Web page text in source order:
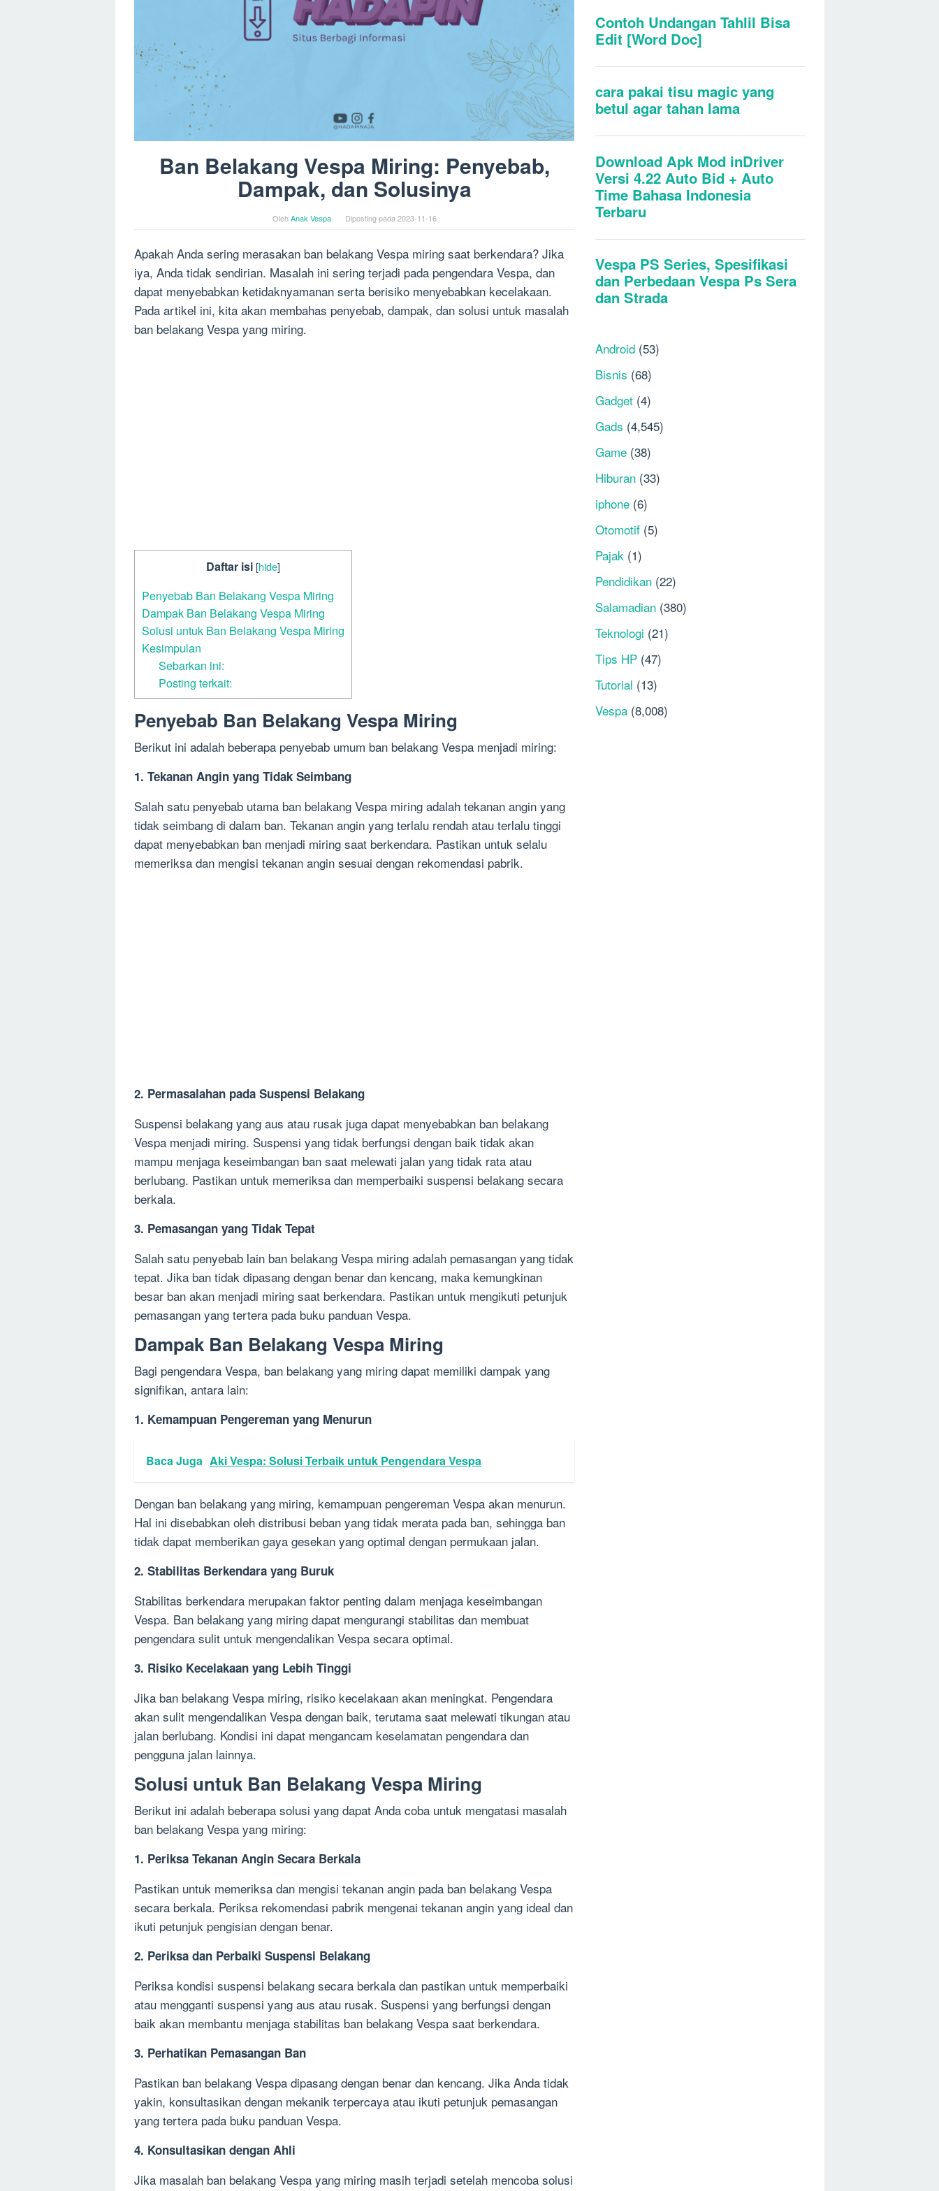
Ban Belakang Vespa Miring: Penyebab,
Dampak, dan Solusinya
OlehAnak Vespa Diposting pada2023-11-16
Apakah Anda sering merasakan ban belakang Vespa miring saat berkendara? Jika
iya, Anda tidak sendirian. Masalah ini sering terjadi pada pengendara Vespa, dan
dapat menyebabkan ketidaknyamanan serta berisiko menyebabkan kecelakaan.
Pada artikel ini, kita akan membahas penyebab, dampak, dan solusi untuk masalah
ban belakang Vespa yang miring.
Daftar isi [hide]
Penyebab Ban Belakang Vespa Miring
Dampak Ban Belakang Vespa Miring
Solusi untuk Ban Belakang Vespa Miring
Kesimpulan
Sebarkan ini:
Posting terkait:
Penyebab Ban Belakang Vespa Miring
Berikut ini adalah beberapa penyebab umum ban belakang Vespa menjadi miring:
1. Tekanan Angin yang Tidak Seimbang
Salah satu penyebab utama ban belakang Vespa miring adalah tekanan angin yang
tidak seimbang di dalam ban. Tekanan angin yang terlalu rendah atau terlalu tinggi
dapat menyebabkan ban menjadi miring saat berkendara. Pastikan untuk selalu
memeriksa dan mengisi tekanan angin sesuai dengan rekomendasi pabrik.
2. Permasalahan pada Suspensi Belakang
Suspensi belakang yang aus atau rusak juga dapat menyebabkan ban belakang
Vespa menjadi miring. Suspensi yang tidak berfungsi dengan baik tidak akan
mampu menjaga keseimbangan ban saat melewati jalan yang tidak rata atau
berlubang. Pastikan untuk memeriksa dan memperbaiki suspensi belakang secara
berkala.
3. Pemasangan yang Tidak Tepat
Salah satu penyebab lain ban belakang Vespa miring adalah pemasangan yang tidak
tepat. Jika ban tidak dipasang dengan benar dan kencang, maka kemungkinan
besar ban akan menjadi miring saat berkendara. Pastikan untuk mengikuti petunjuk
pemasangan yang tertera pada buku panduan Vespa.
Dampak Ban Belakang Vespa Miring
Bagi pengendara Vespa, ban belakang yang miring dapat memiliki dampak yang
signifikan, antara lain:
1. Kemampuan Pengereman yang Menurun
Baca Juga Aki Vespa: Solusi Terbaik untuk Pengendara Vespa
Dengan ban belakang yang miring, kemampuan pengereman Vespa akan menurun.
Hal ini disebabkan oleh distribusi beban yang tidak merata pada ban, sehingga ban
tidak dapat memberikan gaya gesekan yang optimal dengan permukaan jalan.
2. Stabilitas Berkendara yang Buruk
Stabilitas berkendara merupakan faktor penting dalam menjaga keseimbangan
Vespa. Ban belakang yang miring dapat mengurangi stabilitas dan membuat
pengendara sulit untuk mengendalikan Vespa secara optimal.
3. Risiko Kecelakaan yang Lebih Tinggi
Jika ban belakang Vespa miring, risiko kecelakaan akan meningkat. Pengendara
akan sulit mengendalikan Vespa dengan baik, terutama saat melewati tikungan atau
jalan berlubang. Kondisi ini dapat mengancam keselamatan pengendara dan
pengguna jalan lainnya.
Solusi untuk Ban Belakang Vespa Miring
Berikut ini adalah beberapa solusi yang dapat Anda coba untuk mengatasi masalah
ban belakang Vespa yang miring:
1. Periksa Tekanan Angin Secara Berkala
Pastikan untuk memeriksa dan mengisi tekanan angin pada ban belakang Vespa
secara berkala. Periksa rekomendasi pabrik mengenai tekanan angin yang ideal dan
ikuti petunjuk pengisian dengan benar.
2. Periksa dan Perbaiki Suspensi Belakang
Periksa kondisi suspensi belakang secara berkala dan pastikan untuk memperbaiki
atau mengganti suspensi yang aus atau rusak. Suspensi yang berfungsi dengan
baik akan membantu menjaga stabilitas ban belakang Vespa saat berkendara.
3. Perhatikan Pemasangan Ban
Pastikan ban belakang Vespa dipasang dengan benar dan kencang. Jika Anda tidak
yakin, konsultasikan dengan mekanik terpercaya atau ikuti petunjuk pemasangan
yang tertera pada buku panduan Vespa.
4. Konsultasikan dengan Ahli
Jika masalah ban belakang Vespa yang miring masih terjadi setelah mencoba solusi
Android (53)
Bisnis (68)
Gadget (4)
Gads (4,545)
Game (38)
Hiburan (33)
iphone (6)
Otomotif (5)
Pajak (1)
Pendidikan (22)
Salamadian (380)
Teknologi (21)
Tips HP (47)
Tutorial (13)
Vespa (8,008)